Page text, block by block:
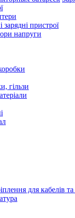
зарядні пристрої
напруги
гільзи
для кабелів